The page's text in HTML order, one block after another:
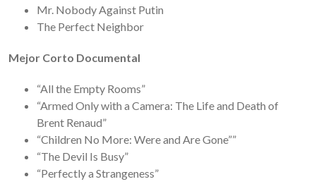
Mr. Nobody Against Putin
The Perfect Neighbor
Mejor Corto Documental
“All the Empty Rooms”
“Armed Only with a Camera: The Life and Death of
Brent Renaud”
“Children No More: Were and Are Gone””
“The Devil Is Busy”
“Perfectly a Strangeness”